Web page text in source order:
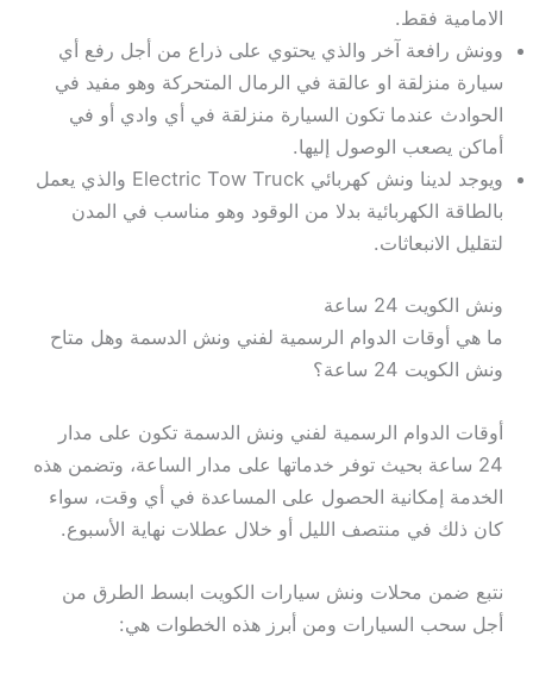
الامامية فقط.
وونش رافعة آخر والذي يحتوي على ذراع من أجل رفع أي
سيارة منزلقة او عالقة في الرمال المتحركة وهو مفيد في
الحوادث عندما تكون السيارة منزلقة في أي وادي أو في
أماكن يصعب الوصول إليها.
ويوجد لدينا ونش كهربائي Electric Tow Truck والذي يعمل
بالطاقة الكهربائية بدلا من الوقود وهو مناسب في المدن
لتقليل الانبعاثات.
ونش الكويت 24 ساعة
ما هي أوقات الدوام الرسمية لفني ونش الدسمة وهل متاح
ونش الكويت 24 ساعة؟
أوقات الدوام الرسمية لفني ونش الدسمة تكون على مدار
24 ساعة بحيث توفر خدماتها على مدار الساعة، وتضمن هذه
الخدمة إمكانية الحصول على المساعدة في أي وقت، سواء
كان ذلك في منتصف الليل أو خلال عطلات نهاية الأسبوع.
نتبع ضمن محلات ونش سيارات الكويت ابسط الطرق من
أجل سحب السيارات ومن أبرز هذه الخطوات هي: